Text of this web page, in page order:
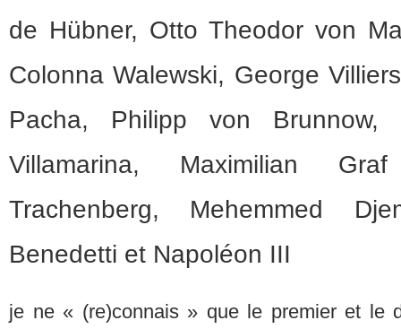
de Hübner, Otto Theodor von
Colonna Walewski, George
Pacha, Philipp von
Villamarina, Maximilian
Trachenberg, Mehemmed
Benedetti et Napoléon III
je ne « (re)connais » que le premier et le